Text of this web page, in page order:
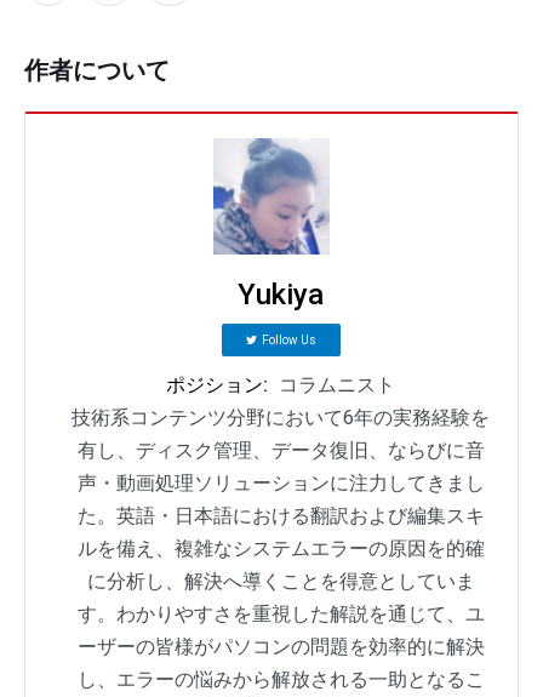
作者について
Yukiya
Follow Us
ポジション:
コラムニスト
技術系コンテンツ分野において6年の実務経験を
有し、ディスク管理、データ復旧、ならびに音
声・動画処理ソリューションに注力してきまし
た。英語・日本語における翻訳および編集スキ
ルを備え、複雑なシステムエラーの原因を的確
に分析し、解決へ導くことを得意としていま
す。わかりやすさを重視した解説を通じて、ユ
ーザーの皆様がパソコンの問題を効率的に解決
し、エラーの悩みから解放される一助となるこ